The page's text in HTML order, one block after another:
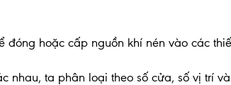
đóng hoặc cấp nguồn khí nén vào các
nhau, ta phân loại theo số cửa, số vị trí